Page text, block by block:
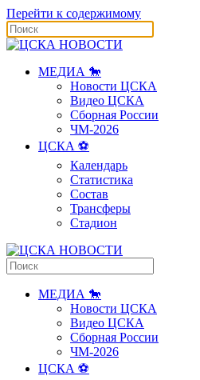
Перейти к содержимому
МЕДИА 🐎
Новости ЦСКА
Видео ЦСКА
Сборная России
ЧМ-2026
ЦСКА ⚽️
Календарь
Статистика
Состав
Трансферы
Стадион
МЕДИА 🐎
Новости ЦСКА
Видео ЦСКА
Сборная России
ЧМ-2026
ЦСКА ⚽️